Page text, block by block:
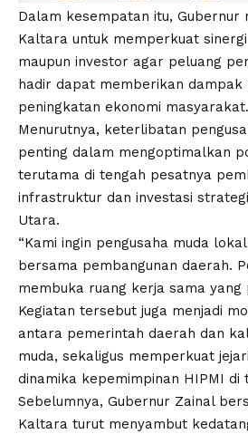
Dalam kesempatan itu, Gubernur
Kaltara untuk memperkuat
maupun investor agar peluang
hadir dapat memberikan dampak
peningkatan ekonomi masyarakat.
Menurutnya, keterlibatan
penting dalam mengoptimalkan
terutama di tengah pesatnya
infrastruktur dan investasi
Utara.
“Kami ingin pengusaha muda
bersama pembangunan daerah.
membuka ruang kerja sama yang
Kegiatan tersebut juga menjadi
antara pemerintah daerah dan
muda, sekaligus memperkuat
dinamika kepemimpinan HIPMI di
Sebelumnya, Gubernur Zainal
Kaltara turut menyambut